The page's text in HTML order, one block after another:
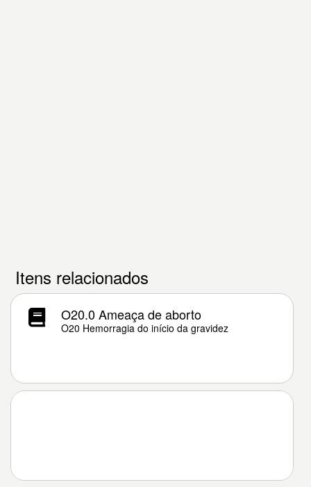
Itens relacionados
O20.0 Ameaça de aborto
O20 Hemorragia do início da gravidez